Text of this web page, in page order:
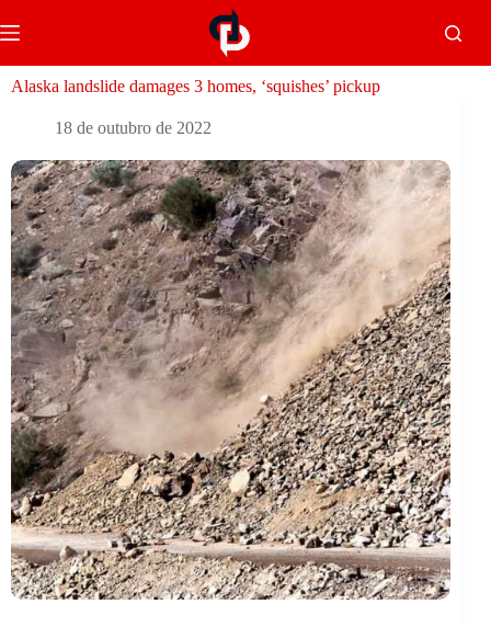
Alaska landslide damages 3 homes, ‘squishes’ pickup
18 de outubro de 2022